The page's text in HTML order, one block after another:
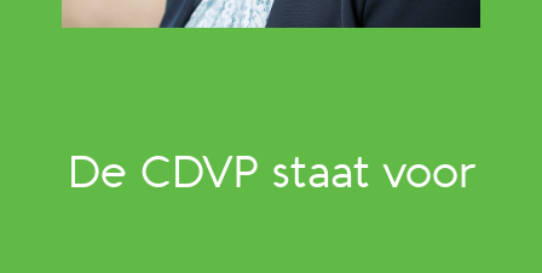
De CDVP staat voor